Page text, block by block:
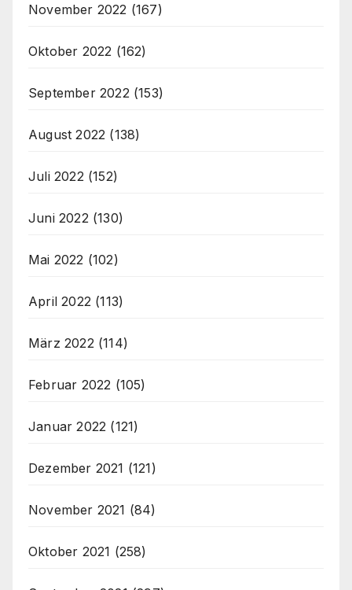
November 2022 (167)
Oktober 2022 (162)
September 2022 (153)
August 2022 (138)
Juli 2022 (152)
Juni 2022 (130)
Mai 2022 (102)
April 2022 (113)
März 2022 (114)
Februar 2022 (105)
Januar 2022 (121)
Dezember 2021 (121)
November 2021 (84)
Oktober 2021 (258)